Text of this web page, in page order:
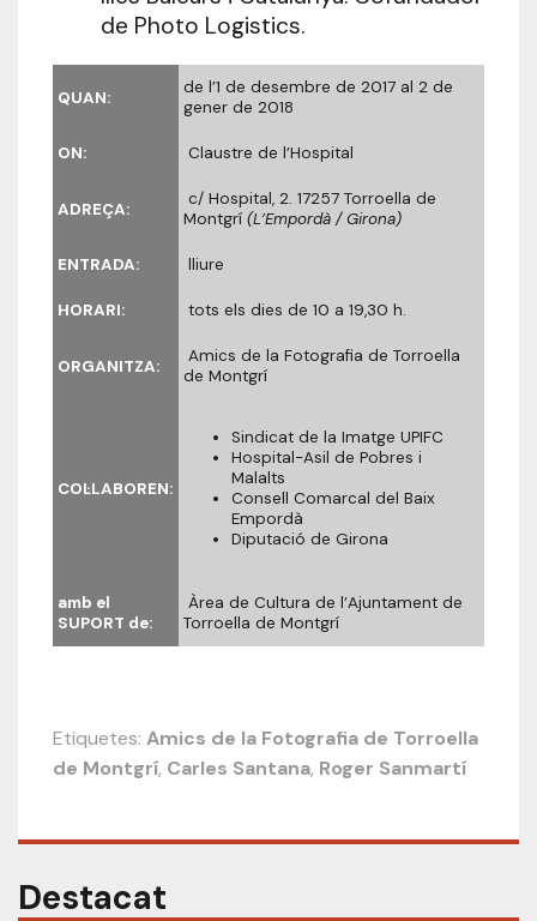
de Photo Logistics.
QUAN:
de l’1 de desembre de 2017 al 2 de
gener de 2018
ON: Claustre de l’Hospital
ADREÇA:
c/ Hospital, 2. 17257 Torroella de
Montgrí (L’Empordà / Girona)
ENTRADA: lliure
HORARI: tots els dies de 10 a 19,30 h.
ORGANITZA:
Amics de la Fotografia de Torroella
de Montgrí
COL·LABOREN:
Sindicat de la Imatge UPIFC
Hospital-Asil de Pobres i
Malalts
Consell Comarcal del Baix
Empordà
Diputació de Girona
amb el
SUPORT de:
Àrea de Cultura de l’Ajuntament de
Torroella de Montgrí
Etiquetes: Amics de la Fotografia de Torroella
de Montgrí, Carles Santana, Roger Sanmartí
Destacat